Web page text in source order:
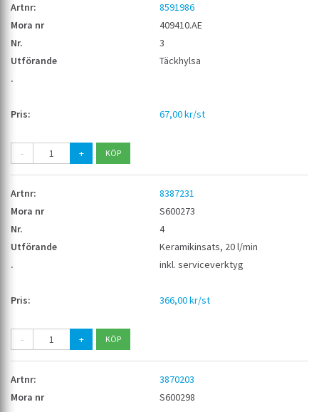
8591986
409410.AE
3
Täckhylsa
67,00 kr/st
- +
8387231
S600273
4
Keramikinsats, 20 l/min
inkl. serviceverktyg
366,00 kr/st
- +
3870203
S600298